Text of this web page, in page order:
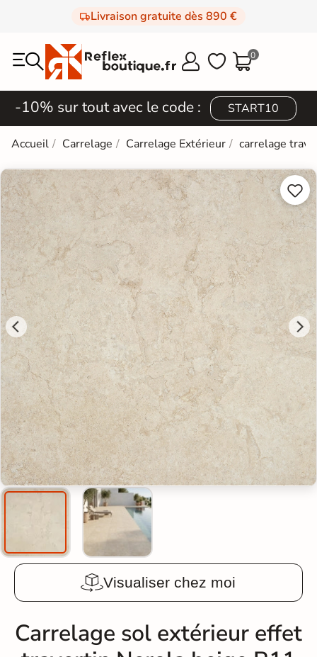
Livraison gratuite dès 890 €
  0
-10% sur tout avec le code : START10
Accueil Carrelage Carrelage Extérieur carrelage


Visualiser chez moi
Carrelage sol extérieur effet